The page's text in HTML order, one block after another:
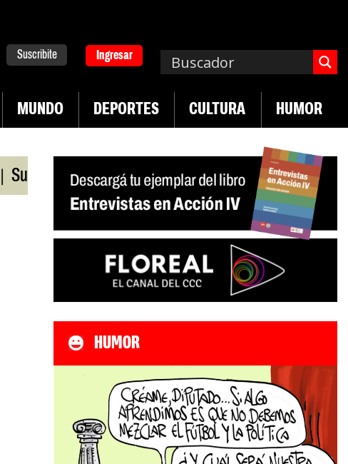
Suscribite Ingresar
MUNDO DEPORTES CULTURA HUMOR
desregulación del practicaje | Denuncias por
HUMOR